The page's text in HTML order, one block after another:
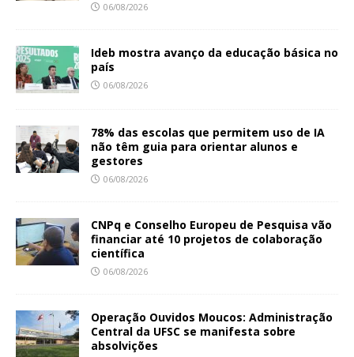
06/08/2026
Ideb mostra avanço da educação básica no
país
06/08/2026
78% das escolas que permitem uso de IA
não têm guia para orientar alunos e
gestores
06/08/2026
CNPq e Conselho Europeu de Pesquisa vão
financiar até 10 projetos de colaboração
científica
06/08/2026
Operação Ouvidos Moucos: Administração
Central da UFSC se manifesta sobre
absolvições